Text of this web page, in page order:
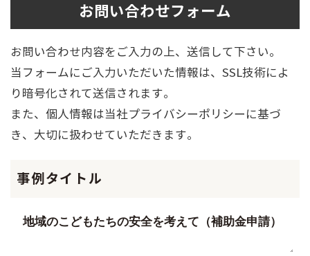
お問い合わせフォーム
お問い合わせ内容をご入力の上、送信して下さい。
当フォームにご入力いただいた情報は、SSL技術によ
り暗号化されて送信されます。
また、個人情報は当社プライバシーポリシーに基づ
き、大切に扱わせていただきます。
事例タイトル